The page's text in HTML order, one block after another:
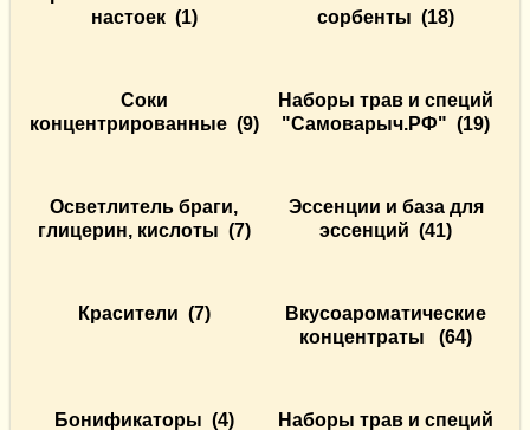
настоек(1)
сорбенты (18)
Соки
концентрированные(9)
Наборы трав и специй
"Самоварыч.РФ" (19)
Осветлитель браги,
глицерин, кислоты (7)
Эссенции и база для
эссенций (41)
Красители (7)
Вкусоароматические
концентраты
(64)
Бонификаторы (4)
Наборы трав и специй